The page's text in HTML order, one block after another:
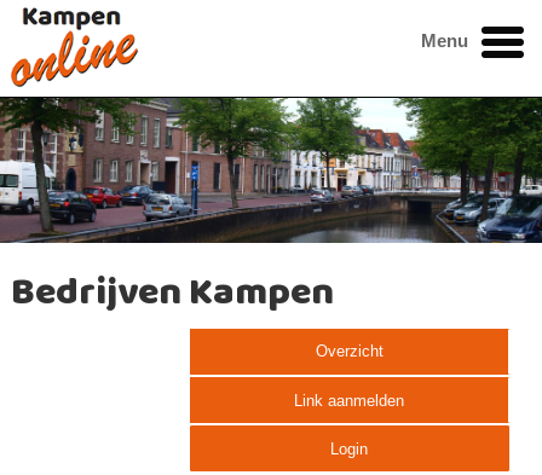
Menu
Bedrijven Kampen
Overzicht
Link aanmelden
Login